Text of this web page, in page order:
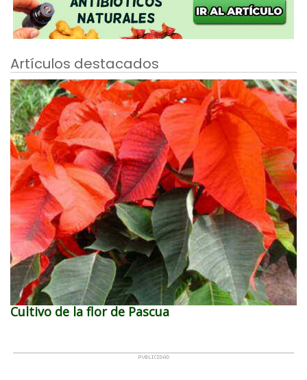
Artículos destacados
Cultivo de la flor de Pascua